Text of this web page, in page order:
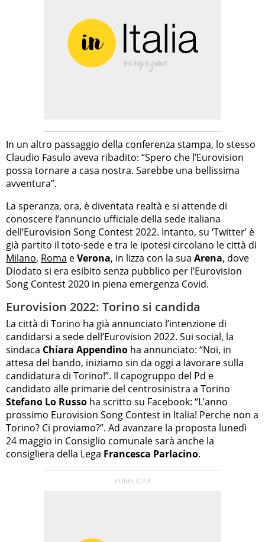
In un altro passaggio della conferenza stampa, lo stesso
Claudio Fasulo aveva ribadito: “Spero che l’Eurovision
possa tornare a casa nostra. Sarebbe una bellissima
avventura”.
La speranza, ora, è diventata realtà e si attende di
conoscere l’annuncio ufficiale della sede italiana
dell’Eurovision Song Contest 2022. Intanto, su ‘Twitter’ è
già partito il toto-sede e tra le ipotesi circolano le città di
Milano, Roma eVerona, in lizza con la sua Arena, dove
Diodato si era esibito senza pubblico per l’Eurovision
Song Contest 2020 in piena emergenza Covid.
Eurovision 2022: Torino si candida
La città di Torino ha già annunciato l’intenzione di
candidarsi a sede dell’Eurovision 2022. Sui social, la
sindaca Chiara Appendino ha annunciato: “Noi, in
attesa del bando, iniziamo sin da oggi a lavorare sulla
candidatura di Torino!”. Il capogruppo del Pd e
candidato alle primarie del centrosinistra a Torino
Stefano Lo Russo ha scritto su Facebook: “L’anno
prossimo Eurovision Song Contest in Italia! Perche non a
Torino? Ci proviamo?”. Ad avanzare la proposta lunedì
24 maggio in Consiglio comunale sarà anche la
consigliera della Lega Francesca Parlacino.